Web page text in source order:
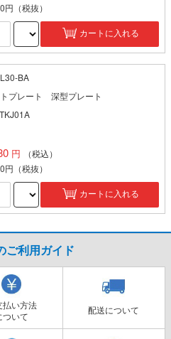
円 （税抜）
カートに入れる
BA
プレート 深型プレート
（税込）
円 （税抜）
カートに入れる
ご利用ガイド
払い方法
ついて
配送について